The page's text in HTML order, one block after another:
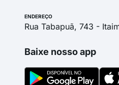
ENDEREÇO
Rua Tabapuã, 743 -
Baixe nosso app